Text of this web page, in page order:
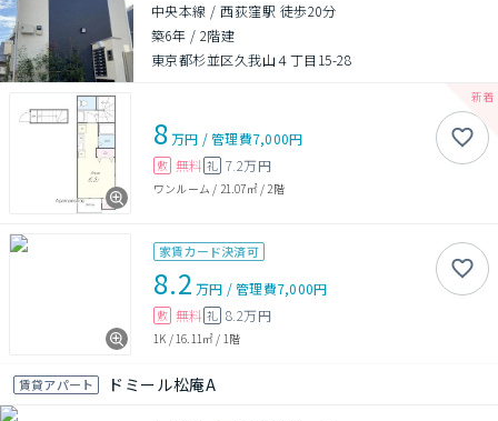
中央本線 / 西荻窪駅 徒歩20分
築6年 / 2階建
東京都杉並区久我山４丁目15-28
8万円 /管理費7,000円
敷 無料 礼 7.2万円
ワンルーム / 21.07㎡/ 2階
家賃カード決済可
8.2 万円 /管理費7,000円
敷 無料 礼 8.2万円
1K /16.11㎡ / 1階
賃貸アパート ドミール松庵A